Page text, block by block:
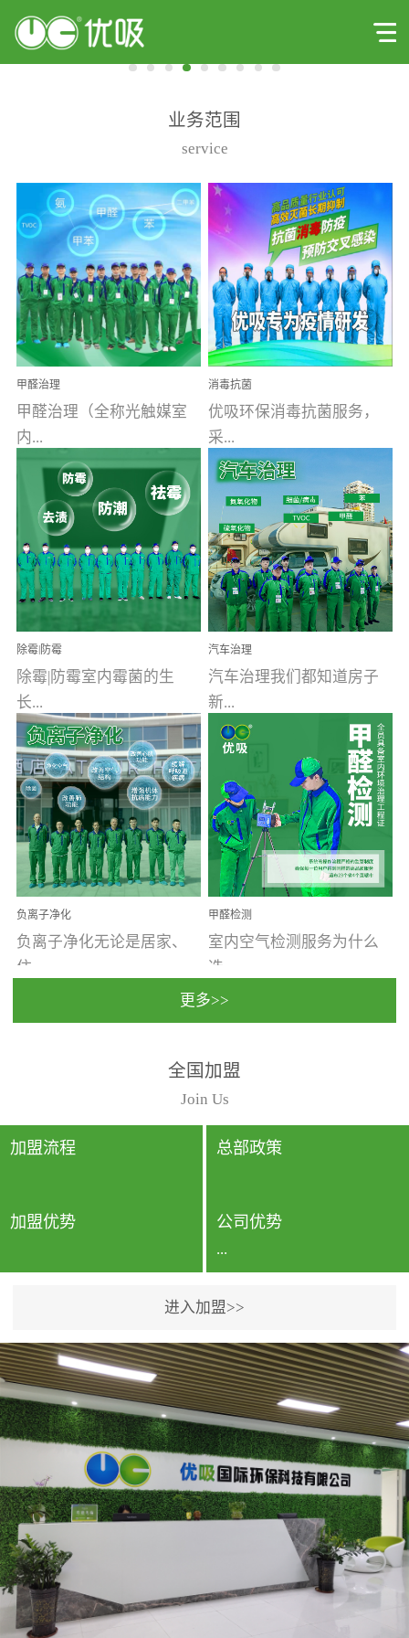
业务范围
service
甲醛治理
甲醛治理（全称光触媒室
内...
空气污染净化治理）工业
文明的进步，创造了多姿
多彩的家居产品和生活情
调，但也带来了以甲醛为
首的室内...
消毒抗菌
优吸环保消毒抗菌服务，
采...
用行业公认奥维牌消毒
液，具备杀死人体冠状病
毒的功效，杀菌率
99.99%。相对于传统消毒
液来说，无...
除霉|防霉
除霉|防霉室内霉菌的生
长...
受温度、湿度、基质养
分、通风四个条件影响，
温暖潮湿、营养物质多、
通风缓慢的空间最易滋生
大量霉菌的...
汽车治理
汽车治理我们都知道房子
新...
装修完会有甲醛，其实汽
车的甲醛超标问题更为严
重。汽车的空间范围小，
配件、皮具、装饰多，这
些都是汽...
负离子净化
负离子净化无论是居家、
住...
动，人类长时间停留的室
内空间都有整体消毒的需
要。因为空间内人流携带
的、空气...
甲醛检测
室内空气检测服务为什么
选...
行国家规定的标准检测方
法，空气采样量准确，检
测结果可靠，远胜于其他
检测...
更多>>
全国加盟
Join Us
加盟流程 总部政策
加盟优势 公司优势
...
专利保护优势、双甲资质
企业（“室内环境净化治理
甲级施工资质”“室内环境
污染治理资质等级证
书”）、拥有多名高级《环
境工程高级工程师》室内
空气治理资格认证的治理
人员、掌握室内空气净化
治理实用技术和五项专利
技术、八项计算机软件著
作权登记证书等。研发实
进入加盟>>